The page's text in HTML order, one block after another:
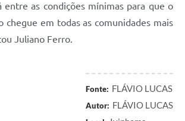
entre as condições mínimas para que o
chegue em todas as comunidades mais
Juliano Ferro.
Fonte: FLÁVIO LUCAS
Autor: FLÁVIO LUCAS